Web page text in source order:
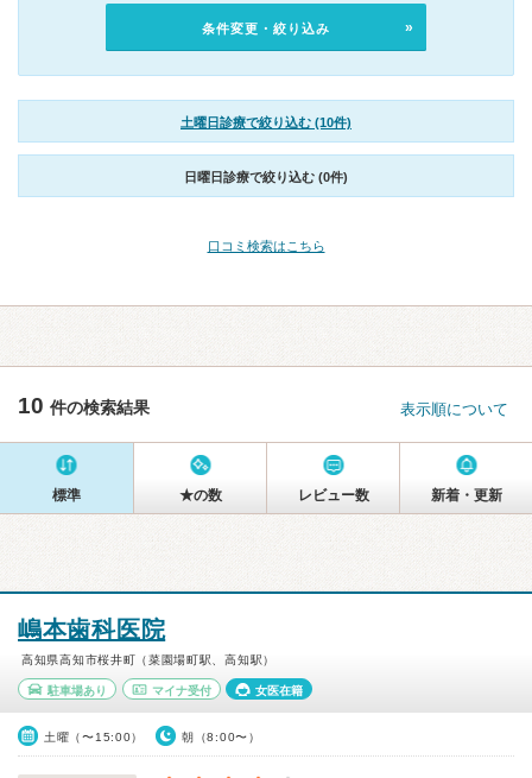
条件変更・絞り込み
土曜日診療で絞り込む (10件)
日曜日診療で絞り込む (0件)
口コミ検索はこちら
10 件の検索結果 表示順について
標準 ★の数 レビュー数 新着・更新
嶋本歯科医院
高知県高知市桜井町（菜園場町駅、高知駅）
駐車場あり マイナ受付 女医在籍
土曜（〜15:00） 朝（8:00〜）